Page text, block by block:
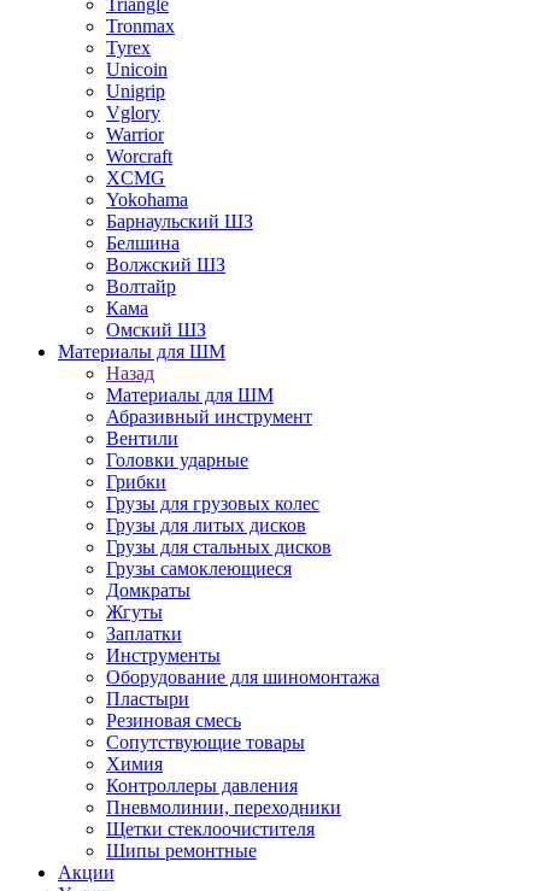
Triangle
Tronmax
Tyrex
Unicoin
Unigrip
Vglory
Warrior
Worcraft
XCMG
Yokohama
Барнаульский ШЗ
Белшина
Волжский ШЗ
Волтайр
Кама
Омский ШЗ
Материалы для ШМ
Назад
Материалы для ШМ
Абразивный инструмент
Вентили
Головки ударные
Грибки
Грузы для грузовых колес
Грузы для литых дисков
Грузы для стальных дисков
Грузы самоклеющиеся
Домкраты
Жгуты
Заплатки
Инструменты
Оборудование для шиномонтажа
Пластыри
Резиновая смесь
Сопутствующие товары
Химия
Контроллеры давления
Пневмолинии, переходники
Щетки стеклоочистителя
Шипы ремонтные
Акции